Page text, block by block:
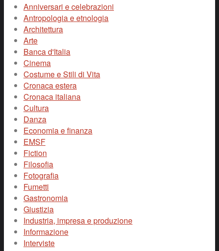
Anniversari e celebrazioni
Antropologia e etnologia
Architettura
Arte
Banca d'Italia
Cinema
Costume e Stili di Vita
Cronaca estera
Cronaca italiana
Cultura
Danza
Economia e finanza
EMSF
Fiction
Filosofia
Fotografia
Fumetti
Gastronomia
Giustizia
Industria, impresa e produzione
Informazione
Interviste